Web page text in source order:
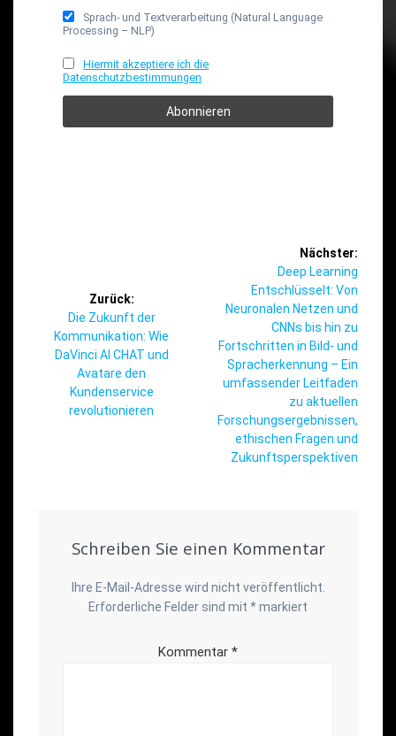
Sprach- und Textverarbeitung (Natural Language
Processing – NLP)
Hiermit akzeptiere ich die
Datenschutzbestimmungen
Zurück:
Vorheriger
Beitrag:
Die Zukunft der
Kommunikation: Wie
DaVinci AI CHAT und
Avatare den
Kundenservice
revolutionieren
Nächster:
Nächster
Beitrag:
Deep Learning
Entschlüsselt: Von
Neuronalen Netzen und
CNNs bis hin zu
Fortschritten in Bild- und
Spracherkennung – Ein
umfassender Leitfaden
zu aktuellen
Forschungsergebnissen,
ethischen Fragen und
Zukunftsperspektiven
Schreiben Sie einen Kommentar
Ihre E-Mail-Adresse wird nicht veröffentlicht.
Erforderliche Felder sind mit *markiert
Kommentar *